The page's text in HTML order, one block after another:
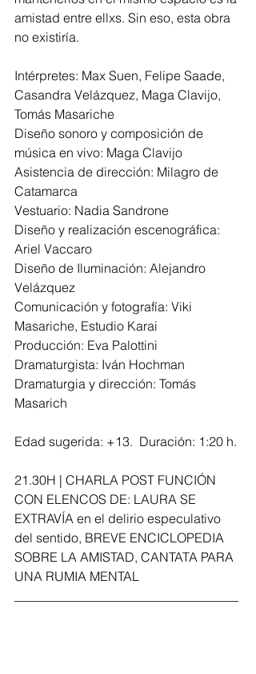
amistad entre ellxs. Sin eso, esta obra
no existiría.
Intérpretes: Max Suen, Felipe Saade,
Casandra Velázquez, Maga Clavijo,
Tomás Masariche
Diseño sonoro y composición de
música en vivo: Maga Clavijo
Asistencia de dirección: Milagro de
Catamarca
Vestuario: Nadia Sandrone
Diseño y realización escenográfica:
Ariel Vaccaro
Diseño de Iluminación: Alejandro
Velázquez
Comunicación y fotografía: Viki
Masariche, Estudio Karai
Producción: Eva Palottini
Dramaturgista: Iván Hochman
Dramaturgia y dirección: Tomás
Masarich
Edad sugerida: +13.  Duración: 1:20 h.
21.30H | CHARLA POST FUNCIÓN
CON ELENCOS DE: LAURA SE
EXTRAVÍA en el delirio especulativo
del sentido, BREVE ENCICLOPEDIA
SOBRE LA AMISTAD, CANTATA PARA
UNA RUMIA MENTAL